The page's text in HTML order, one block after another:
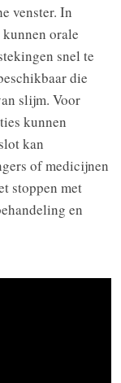
venster. In
orale
snel te
die
slijm. Voor
kunnen
kan
of medicijnen
stoppen met
en